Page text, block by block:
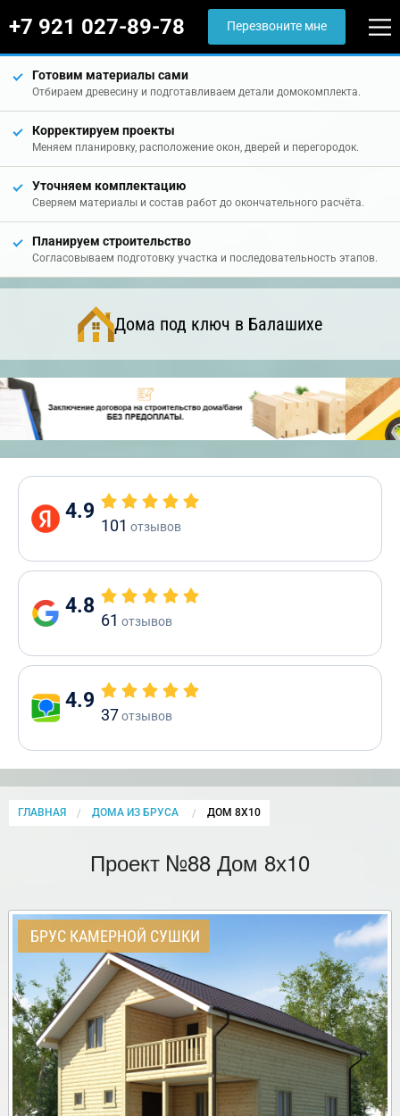
+7 921 027-89-78 Перезвоните мне
Готовим материалы сами
Отбираем древесину и подготавливаем детали домокомплекта.
Корректируем проекты
Меняем планировку, расположение окон, дверей и перегородок.
Уточняем комплектацию
Сверяем материалы и состав работ до окончательного расчёта.
Планируем строительство
Согласовываем подготовку участка и последовательность этапов.
Дома под ключ в Балашихе
4.9
101 отзывов
4.8
61 отзывов
4.9
37отзывов
ГЛАВНАЯ ДОМА ИЗ БРУСА CURRENT:
ДОМ 8Х10
Проект №88 Дом 8х10
БРУС КАМЕРНОЙ СУШКИ